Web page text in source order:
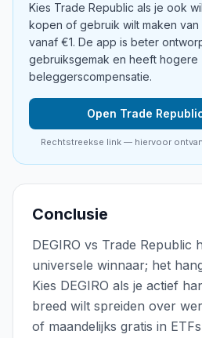
Kies Trade Republic als je ook
kopen of gebruik wilt maken
vanaf €1. De app is beter
gebruiksgemak en heeft hogere
beleggerscompensatie.
Open Trade
Rechtstreekse link — hiervoor
Conclusie
DEGIRO vs Trade Republic
universele winnaar; het
Kies DEGIRO als je actief
breed wilt spreiden over
of maandelijks gratis in